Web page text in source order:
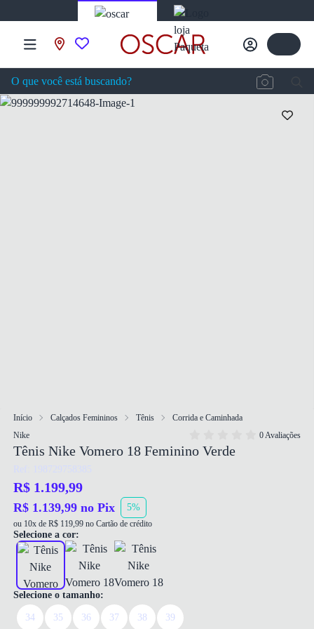
Início Calçados Femininos Tênis
Corrida e Caminhada
Nike
0 Avaliações
Tênis Nike Vomero 18 Feminino Verde
Ref: 198729758385
R$ 1.199,99
R$ 1.139,99 no Pix 5%
ou 10x de R$ 119,99 no Cartão de crédito
Selecione a cor:
Selecione o tamanho:
34 35 36 37 38 39